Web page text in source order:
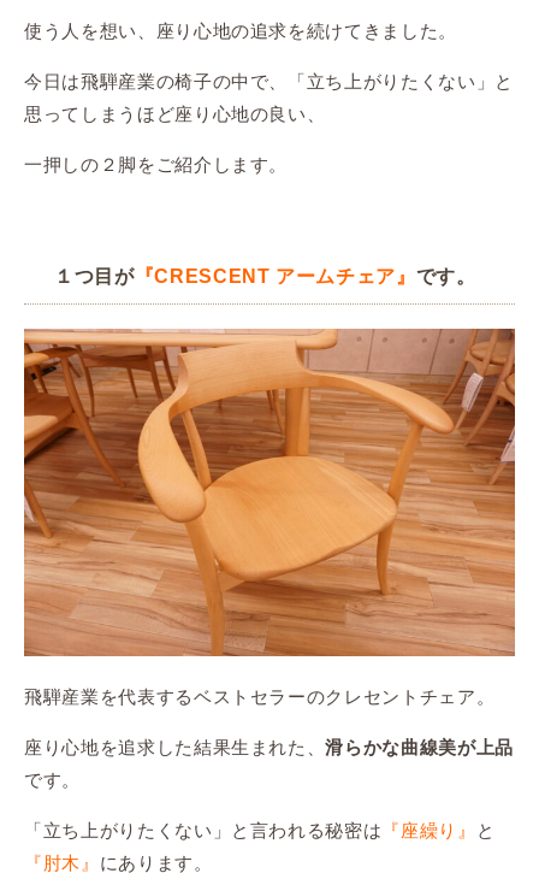
使う人を想い、座り心地の追求を続けてきました。
今日は飛騨産業の椅子の中で、「立ち上がりたくない」と
思ってしまうほど座り心地の良い、
一押しの２脚をご紹介します。
１つ目が『CRESCENT アームチェア』 です。
飛騨産業を代表するベストセラーのクレセントチェア。
座り心地を追求した結果生まれた、滑らかな曲線美が上品
です。
「立ち上がりたくない」と言われる秘密は 『座繰り』
と
『肘木』 にあります。